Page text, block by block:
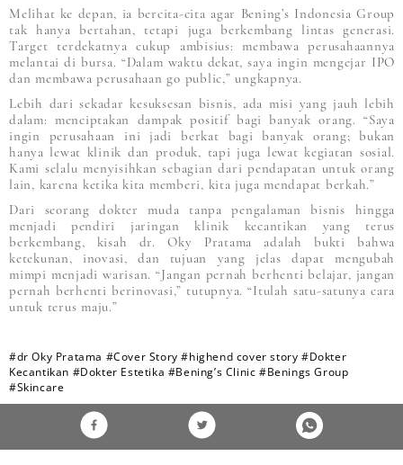
Melihat ke depan, ia bercita-cita agar Bening’s Indonesia Group
tak hanya bertahan, tetapi juga berkembang lintas generasi.
Target terdekatnya cukup ambisius: membawa perusahaannya
melantai di bursa. “Dalam waktu dekat, saya ingin mengejar IPO
dan membawa perusahaan go public,” ungkapnya.
Lebih dari sekadar kesuksesan bisnis, ada misi yang jauh lebih
dalam: menciptakan dampak positif bagi banyak orang. “Saya
ingin perusahaan ini jadi berkat bagi banyak orang; bukan
hanya lewat klinik dan produk, tapi juga lewat kegiatan sosial.
Kami selalu menyisihkan sebagian dari pendapatan untuk orang
lain, karena ketika kita memberi, kita juga mendapat berkah.”
Dari seorang dokter muda tanpa pengalaman bisnis hingga
menjadi pendiri jaringan klinik kecantikan yang terus
berkembang, kisah dr. Oky Pratama adalah bukti bahwa
ketekunan, inovasi, dan tujuan yang jelas dapat mengubah
mimpi menjadi warisan. “Jangan pernah berhenti belajar, jangan
pernah berhenti berinovasi,” tutupnya. “Itulah satu-satunya cara
untuk terus maju.”
#dr Oky Pratama #Cover Story #highend cover story #Dokter
Kecantikan #Dokter Estetika #Bening’s Clinic #Benings Group
#Skincare